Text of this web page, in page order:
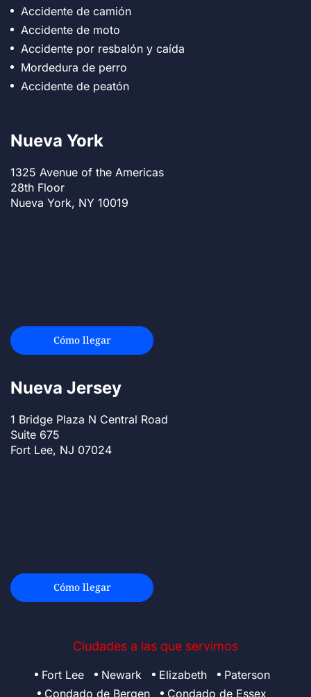
Accidente de camión
Accidente de moto
Accidente por resbalón y caída
Mordedura de perro
Accidente de peatón
Nueva York
1325 Avenue of the Americas
28th Floor
Nueva York, NY 10019
Cómo llegar
Nueva Jersey
1 Bridge Plaza N Central Road
Suite 675
Fort Lee, NJ 07024
Cómo llegar
Ciudades a las que servimos
Fort Lee Newark Elizabeth
Paterson
Condado de Bergen
Condado de Essex